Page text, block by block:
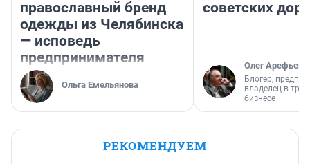
православный бренд
одежды из Челябинска
— исповедь
предпринимателя
Ольга Емельянова
советских
Олег Арефьев
Блогер,
владелец в
бизнесе
РЕКОМЕНДУЕМ